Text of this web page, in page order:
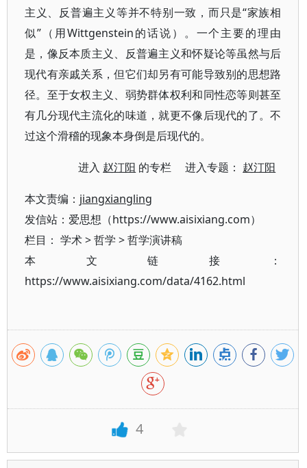
主义、反普遍主义等并不特别一致，而只是“家族相
似”（用Wittgenstein的话说）。一个主要的理由
是，像反本质主义、反普遍主义和怀疑论等虽然与后
现代有亲戚关系，但它们却另有可能导致别的思想路
径。至于女权主义、弱势群体权利和同性恋等则甚至
有几分现代主流化的味道，就更不像后现代的了。不
过这个滑稽的现象本身倒是后现代的。
进入 赵汀阳 的专栏 进入专题： 赵汀阳
本文责编： jiangxiangling
发信站：爱思想（https://www.aisixiang.com）
栏目： 学术>哲学 >哲学演讲稿
本文链接：
https://www.aisixiang.com/data/4162.html
4